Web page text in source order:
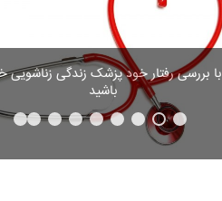
با بررسی رفتار خود پزشک زندگی زناشویی
باشید